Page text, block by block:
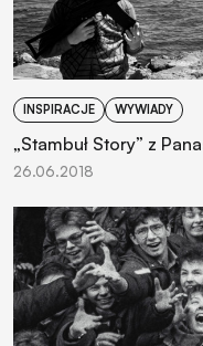
INSPIRACJE WYWIADY
„Stambuł Story” z
26.06.2018